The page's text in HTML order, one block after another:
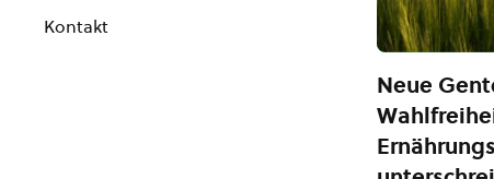
Neue
Kontakt